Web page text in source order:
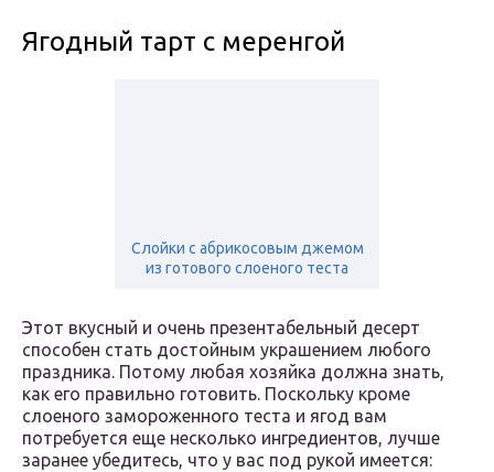
Ягодный тарт с меренгой
Слойки с абрикосовым джемом
из готового слоеного теста
Этот вкусный и очень презентабельный десерт
способен стать достойным украшением любого
праздника. Потому любая хозяйка должна знать,
как его правильно готовить. Поскольку кроме
слоеного замороженного теста и ягод вам
потребуется еще несколько ингредиентов, лучше
заранее убедитесь, что у вас под рукой имеется: